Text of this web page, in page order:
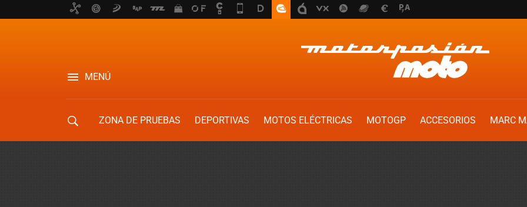
MENÚ
ZONA DE PRUEBAS DEPORTIVAS MOTOS ELÉCTRICAS MOTOGP ACCESORIOS
MARC